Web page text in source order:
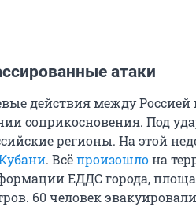
атаки
действия между
соприкосновения. Под
регионы. На этой
. Всёпроизошлона
ЕДДС города,
60 человек